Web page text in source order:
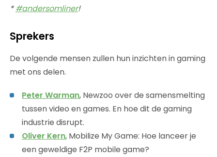
*#andersomliner!
Sprekers
De volgende mensen zullen hun inzichten in gaming
met ons delen.
Peter Warman, Newzoo over de samensmelting
tussen video en games. En hoe dit de gaming
industrie disrupt.
Oliver Kern, Mobilize My Game: Hoe lanceer je
een geweldige F2P mobile game?